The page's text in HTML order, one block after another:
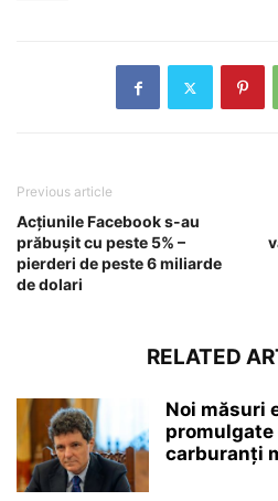
Previous article
Acțiunile Facebook s-au
prăbușit cu peste 5% –
pierderi de peste 6 miliarde
de dolari
RELATED
Noi măsuri
promulgate
carburanți